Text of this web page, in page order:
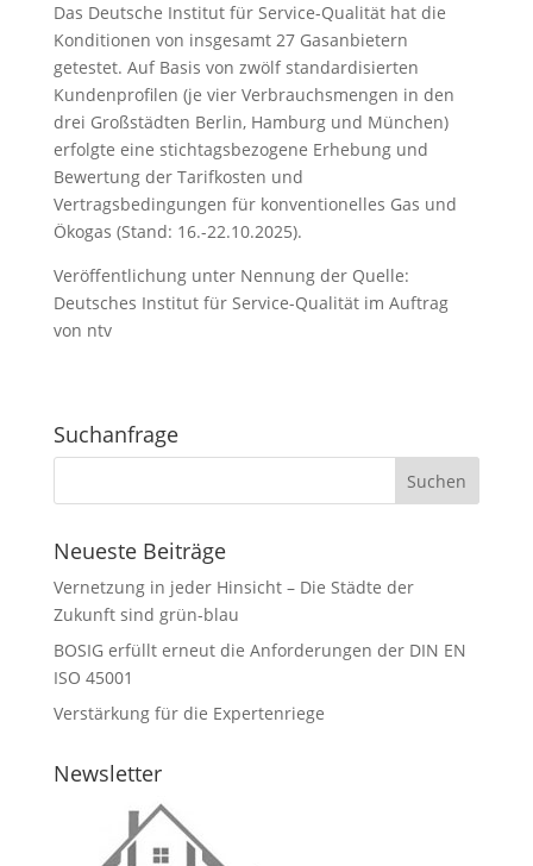
Das Deutsche Institut für Service-Qualität hat die
Konditionen von insgesamt 27 Gasanbietern
getestet. Auf Basis von zwölf standardisierten
Kundenprofilen (je vier Verbrauchsmengen in den
drei Großstädten Berlin, Hamburg und München)
erfolgte eine stichtagsbezogene Erhebung und
Bewertung der Tarifkosten und
Vertragsbedingungen für konventionelles Gas und
Ökogas (Stand: 16.-22.10.2025).
Veröffentlichung unter Nennung der Quelle:
Deutsches Institut für Service-Qualität im Auftrag
von ntv
Suchanfrage
Neueste Beiträge
Vernetzung in jeder Hinsicht – Die Städte der
Zukunft sind grün-blau
BOSIG erfüllt erneut die Anforderungen der DIN EN
ISO 45001
Verstärkung für die Expertenriege
Newsletter